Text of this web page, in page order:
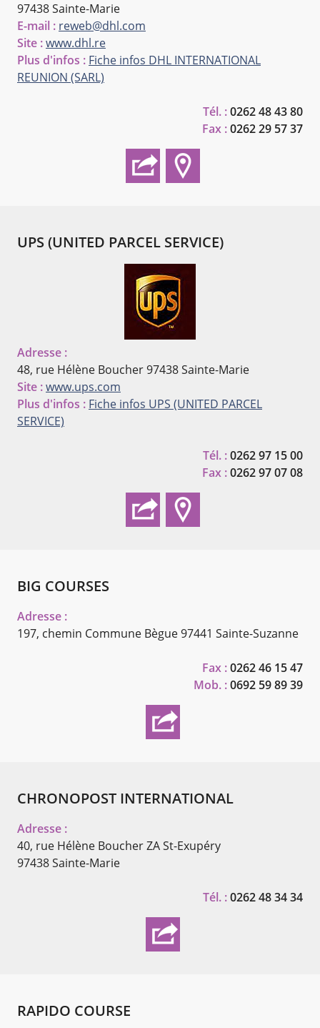
97438 Sainte-Marie
E-mail : reweb@dhl.com
Site :www.dhl.re
Plus d'infos : Fiche infos DHL INTERNATIONAL
REUNION (SARL)
Tél. :0262 48 43 80
Fax :0262 29 57 37
UPS (UNITED PARCEL SERVICE)
Adresse :
48, rue Hélène Boucher97438 Sainte-Marie
Site :www.ups.com
Plus d'infos : Fiche infos UPS (UNITED PARCEL
SERVICE)
Tél. :0262 97 15 00
Fax :0262 97 07 08
BIG COURSES
Adresse :
197, chemin Commune Bègue97441 Sainte-Suzanne
Fax :0262 46 15 47
Mob. :0692 59 89 39
CHRONOPOST INTERNATIONAL
Adresse :
40, rue Hélène Boucher ZA St-Exupéry
97438 Sainte-Marie
Tél. :0262 48 34 34
RAPIDO COURSE